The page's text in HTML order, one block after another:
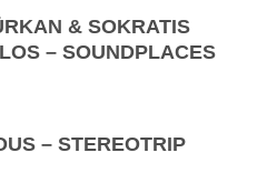
& SOKRATIS
– SOUNDPLACES
– STEREOTRIP